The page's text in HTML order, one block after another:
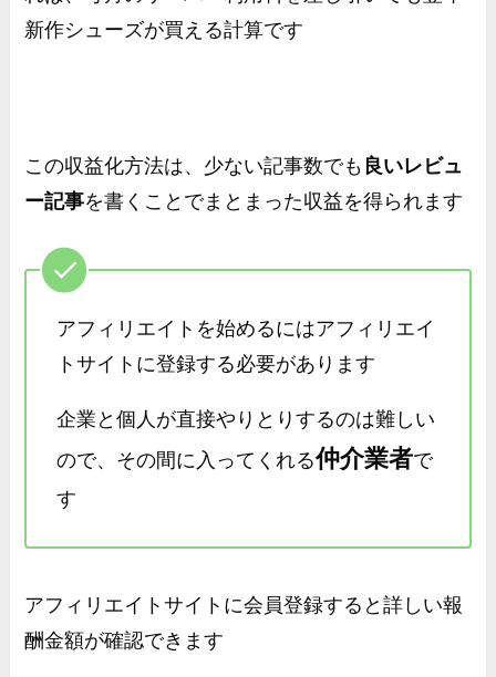
新作シューズが買える計算です
この収益化方法は、少ない記事数でも 良いレビュ
ー記事を書くことでまとまった収益を得られます
アフィリエイトを始めるにはアフィリエイ
トサイトに登録する必要があります
企業と個人が直接やりとりするのは難しい
ので、その間に入ってくれる仲介業者で
す
アフィリエイトサイトに会員登録すると詳しい報
酬金額が確認できます